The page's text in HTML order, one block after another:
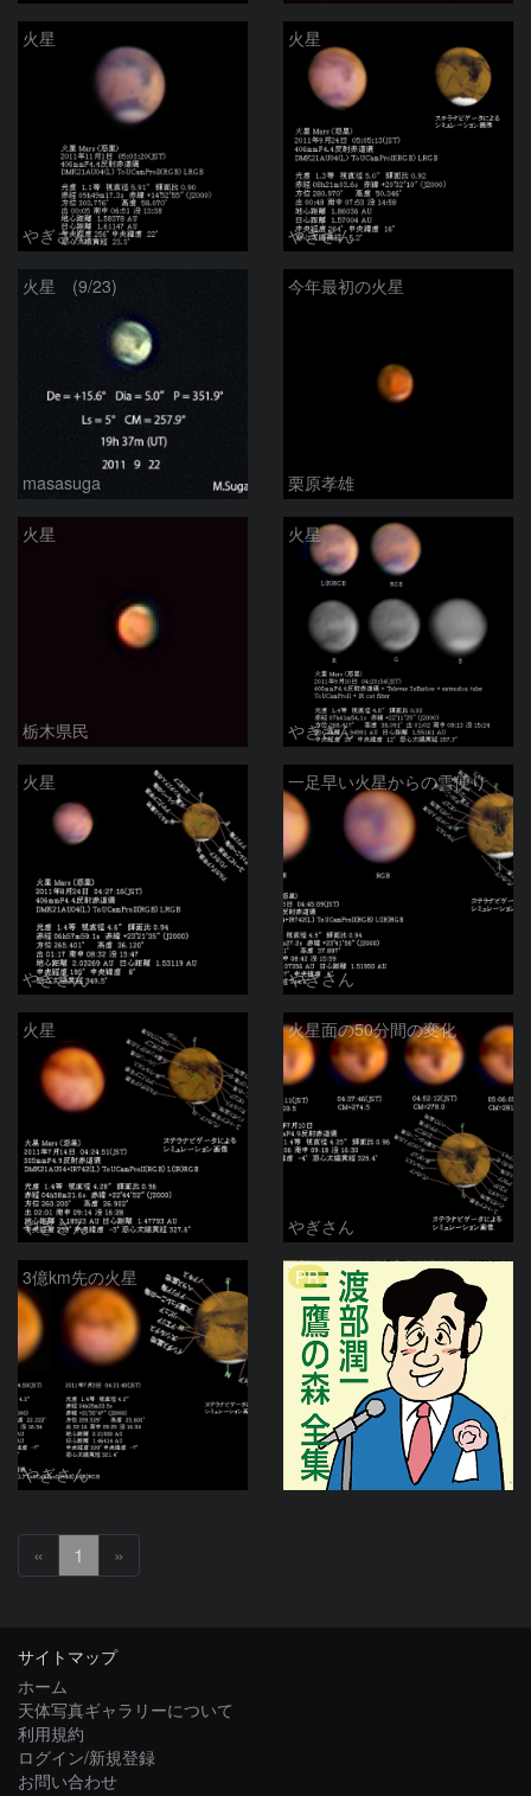
火星
やぎさん
火星
やぎさん
火星 (9/23)
masasuga
今年最初の火星
栗原孝雄
火星
栃木県民
火星
やぎさん
火星
やぎさん
一足早い火星からの雪便り
やぎさん
火星
やぎさん
火星面の50分間の変化
やぎさん
3億km先の火星
やぎさん
PR
« 1 »
サイトマップ
ホーム
天体写真ギャラリーについて
利用規約
ログイン/新規登録
お問い合わせ